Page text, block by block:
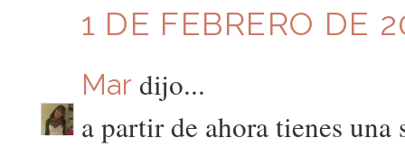
1 DE FEBRERO DE
Mar dijo...
a partir de ahora tienes una